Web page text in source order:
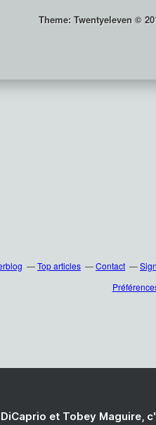
Theme: Twentyeleven ©
Top articles Contact
et Tobey Maguire,